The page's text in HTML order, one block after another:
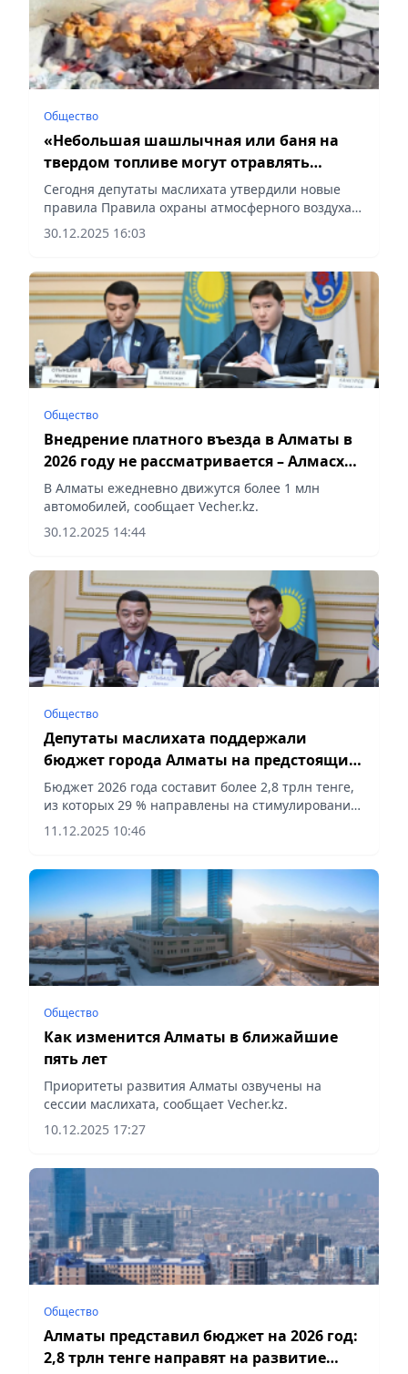
Общество
«Небольшая шашлычная или баня на
твердом топливе могут отравлять
воздух на сотни метров» – эксперт
Сегодня депутаты маслихата утвердили новые
правила Правила охраны атмосферного воздуха
города Алматы, сообщает Vecher.kz.
30.12.2025 16:03
Общество
Внедрение платного въезда в Алматы в
2026 году не рассматривается – Алмасхан
Сматлаев
В Алматы ежедневно движутся более 1 млн
автомобилей, сообщает Vecher.kz.
30.12.2025 14:44
Общество
Депутаты маслихата поддержали
бюджет города Алматы на предстоящие
три года
Бюджет 2026 года составит более 2,8 трлн тенге,
из которых 29 % направлены на стимулирование
экономического роста, сообщает Vecher.kz.
11.12.2025 10:46
Общество
Как изменится Алматы в ближайшие
пять лет
Приоритеты развития Алматы озвучены на
сессии маслихата, сообщает Vecher.kz.
10.12.2025 17:27
Общество
Алматы представил бюджет на 2026 год:
2,8 трлн тенге направят на развитие